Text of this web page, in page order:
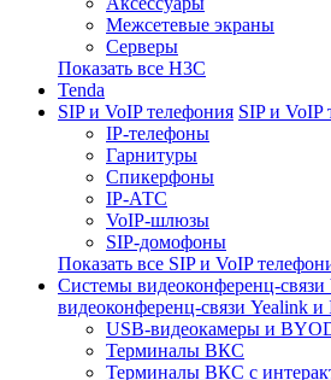
Межсетевые экраны
Серверы
Показать все H3C
Tenda
SIP и VoIP телефония SIP и VoIP
IP-телефоны
Гарнитуры
Спикерфоны
IP-АТС
VoIP-шлюзы
SIP-домофоны
Показать все SIP и VoIP
Системы видеоконференц-
видеоконференц-связи Yealink и
USB-видеокамеры и
Терминалы ВКС
Терминалы ВКС с